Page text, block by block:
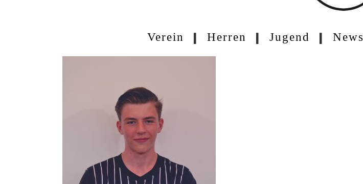
Verein Herren Jugend News